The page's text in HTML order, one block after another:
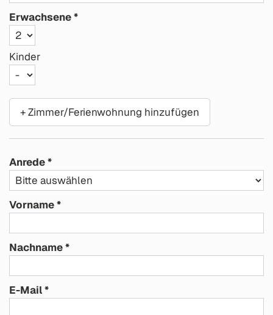
Erwachsene
Kinder
+ Zimmer/Ferienwohnung hinzufügen
Anrede
Vorname
Nachname
E-Mail